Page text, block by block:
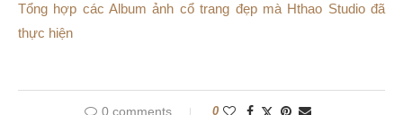
Tổng hợp các Album ảnh cổ trang đẹp mà Hthao Studio đã
thực hiện
0 comments 0